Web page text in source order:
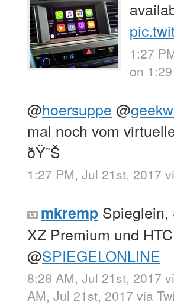
1:27
on
@hoersuppe @
mal noch vom
ðŸ˜Š
1:27 PM, Jul 21st, 2017
mkremp Spieglein,
XZ Premium und
@SPIEGELONLINE
8:28 AM, Jul 21st, 2017
AM, Jul 21st, 2017 via